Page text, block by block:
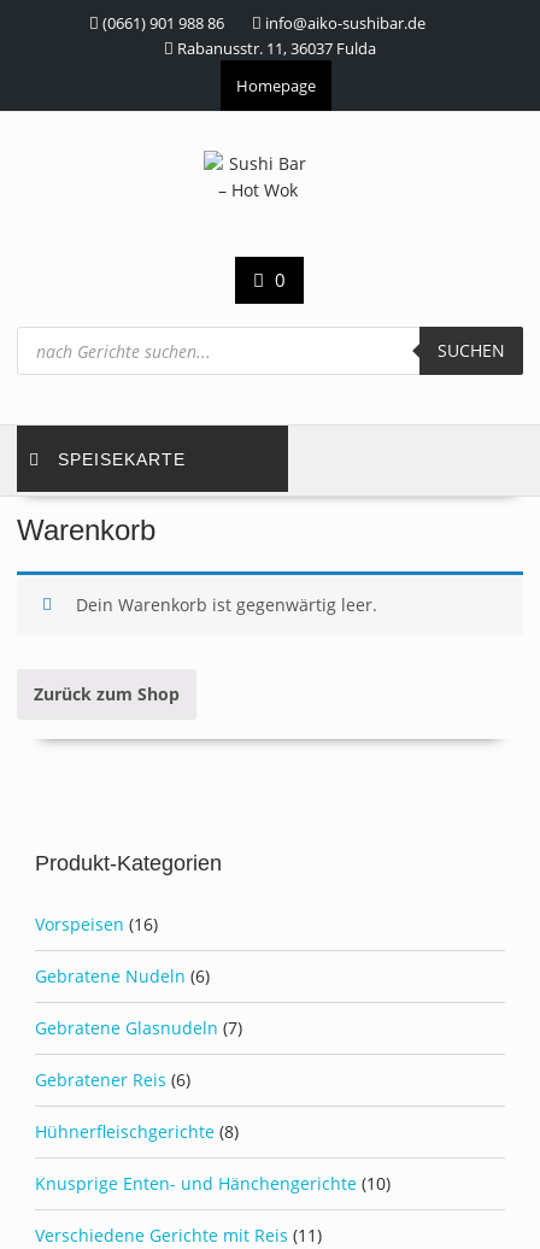
(0661) 901 988 86
info@aiko-sushibar.de
Rabanusstr. 11, 36037 Fulda
Homepage
0
Products
search SUCHEN
SPEISEKARTE
Warenkorb
Dein Warenkorb ist gegenwärtig leer.
Zurück zum Shop
Produkt-Kategorien
Vorspeisen (16)
Gebratene Nudeln (6)
Gebratene Glasnudeln (7)
Gebratener Reis (6)
Hühnerfleischgerichte (8)
Knusprige Enten- und Hänchengerichte (10)
Verschiedene Gerichte mit Reis (11)